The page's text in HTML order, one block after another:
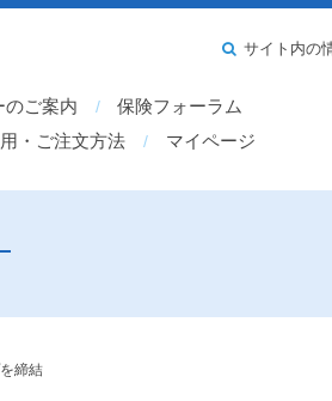
のご案内
保険フォーラム
・ご注文方法
マイページ
サイト内の
締結